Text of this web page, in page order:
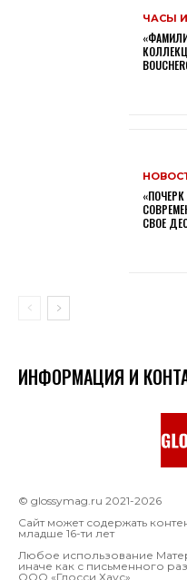
ЧАСЫ
«ПОЧЕРК
СВОЕ
ИНФОРМАЦИЯ И
© glossymag.ru 2021-2026
Сайт может содержать
младше 16-ти лет
Любое использование
иначе как с письменного
OOO «Глосси Хаус»